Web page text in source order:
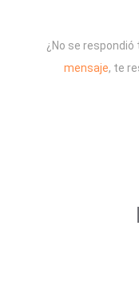
¿No se
mensaje, te